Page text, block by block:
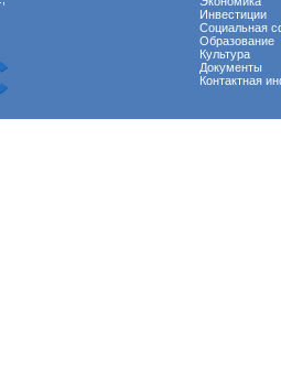
Инвестиции
Социальная
Образование
Культура
Документы
Контактная